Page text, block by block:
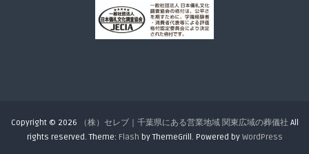
Copyright © 2026 （株）セレブ｜千葉県にある営業地域 関東広域の葬儀社All
rights reserved. Theme: Flash by ThemeGrill. Powered by WordPress